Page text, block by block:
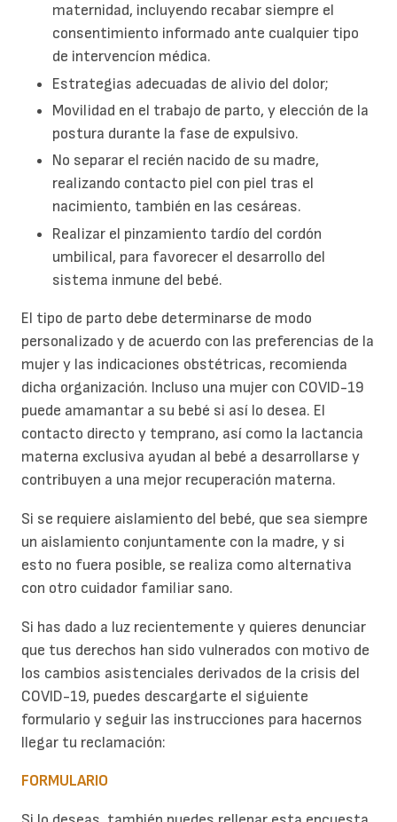
maternidad, incluyendo recabar siempre el
consentimiento informado ante cualquier tipo
de intervencíon médica.
Estrategias adecuadas de alivio del dolor;
Movilidad en el trabajo de parto, y elección de la
postura durante la fase de expulsivo.
No separar el recién nacido de su madre,
realizando contacto piel con piel tras el
nacimiento, también en las cesáreas.
Realizar el pinzamiento tardío del cordón
umbilical, para favorecer el desarrollo del
sistema inmune del bebé.
El tipo de parto debe determinarse de modo
personalizado y de acuerdo con las preferencias de la
mujer y las indicaciones obstétricas, recomienda
dicha organización. Incluso una mujer con COVID-19
puede amamantar a su bebé si así lo desea. El
contacto directo y temprano, así como la lactancia
materna exclusiva ayudan al bebé a desarrollarse y
contribuyen a una mejor recuperación materna.
Si se requiere aislamiento del bebé, que sea siempre
un aislamiento conjuntamente con la madre, y si
esto no fuera posible, se realiza como alternativa
con otro cuidador familiar sano.
Si has dado a luz recientemente y quieres denunciar
que tus derechos han sido vulnerados con motivo de
los cambios asistenciales derivados de la crisis del
COVID-19, puedes descargarte el siguiente
formulario y seguir las instrucciones para hacernos
llegar tu reclamación:
FORMULARIO